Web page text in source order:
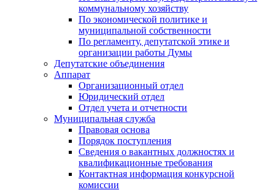
коммунальному хозяйству
По экономической политике и
муниципальной собственности
По регламенту, депутатской этике и
организации работы Думы
Депутатские объединения
Аппарат
Организационный отдел
Юридический отдел
Отдел учета и отчетности
Муниципальная служба
Правовая основа
Порядок поступления
Сведения о вакантных должностях и
квалификационные требования
Контактная информация конкурсной
комиссии